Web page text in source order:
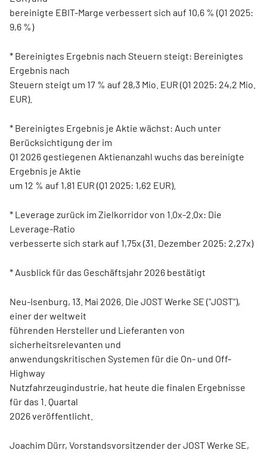
bereinigte EBIT-Marge verbessert sich auf 10,6 % (Q1 2025:
9,6 %)
* Bereinigtes Ergebnis nach Steuern steigt: Bereinigtes
Ergebnis nach
Steuern steigt um 17 % auf 28,3 Mio. EUR (Q1 2025: 24,2 Mio.
EUR).
* Bereinigtes Ergebnis je Aktie wächst: Auch unter
Berücksichtigung der im
Q1 2026 gestiegenen Aktienanzahl wuchs das bereinigte
Ergebnis je Aktie
um 12 % auf 1,81 EUR (Q1 2025: 1,62 EUR).
* Leverage zurück im Zielkorridor von 1.0x-2.0x: Die
Leverage-Ratio
verbesserte sich stark auf 1,75x (31. Dezember 2025: 2,27x)
* Ausblick für das Geschäftsjahr 2026 bestätigt
Neu-Isenburg, 13. Mai 2026. Die JOST Werke SE ("JOST"),
einer der weltweit
führenden Hersteller und Lieferanten von
sicherheitsrelevanten und
anwendungskritischen Systemen für die On- und Off-
Highway
Nutzfahrzeugindustrie, hat heute die finalen Ergebnisse
für das 1. Quartal
2026 veröffentlicht.
Joachim Dürr, Vorstandsvorsitzender der JOST Werke SE,